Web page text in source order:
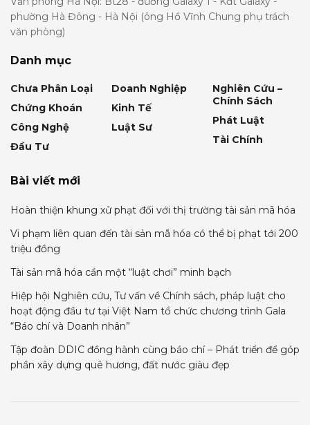
phường Hà Đông - Hà Nội (ông Hồ Vĩnh Chung phụ trách
văn phòng)
Danh mục
Chưa Phân Loại
Chứng Khoán
Công Nghệ
Đầu Tư
Doanh Nghiệp
Kinh Tế
Luật Sư
Nghiên Cứu –
Chính Sách
Phát Luật
Tài Chính
Bài viết mới
Hoàn thiện khung xử phạt đối với thị trường tài sản mã hóa
Vi phạm liên quan đến tài sản mã hóa có thể bị phạt tới 200
triệu đồng
Tài sản mã hóa cần một “luật chơi” minh bạch
Hiệp hội Nghiên cứu, Tư vấn về Chính sách, pháp luật cho
hoạt động đầu tư tại Việt Nam tổ chức chương trình Gala
“Báo chí và Doanh nhân”
Tập đoàn DDIC đồng hành cùng báo chí – Phát triển để góp
phần xây dựng quê hương, đất nước giàu đẹp